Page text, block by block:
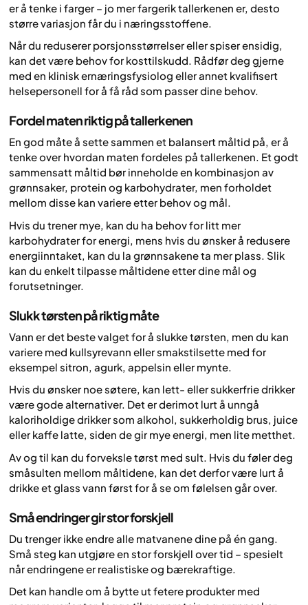
er å tenke i farger – jo mer fargerik tallerkenen er, desto
større variasjon får du i næringsstoffene.
Når du reduserer porsjonsstørrelser eller spiser ensidig,
kan det være behov for kosttilskudd. Rådfør deg gjerne
med en klinisk ernæringsfysiolog eller annet kvalifisert
helsepersonell for å få råd som passer dine behov.
Fordel maten riktig på tallerkenen
En god måte å sette sammen et balansert måltid på, er å
tenke over hvordan maten fordeles på tallerkenen. Et godt
sammensatt måltid bør inneholde en kombinasjon av
grønnsaker, protein og karbohydrater, men forholdet
mellom disse kan variere etter behov og mål.
Hvis du trener mye, kan du ha behov for litt mer
karbohydrater for energi, mens hvis du ønsker å redusere
energiinntaket, kan du la grønnsakene ta mer plass. Slik
kan du enkelt tilpasse måltidene etter dine mål og
forutsetninger.
Slukk tørsten på riktig måte
Vann er det beste valget for å slukke tørsten, men du kan
variere med kullsyrevann eller smakstilsette med for
eksempel sitron, agurk, appelsin eller mynte.
Hvis du ønsker noe søtere, kan lett- eller sukkerfrie drikker
være gode alternativer. Det er derimot lurt å unngå
kaloriholdige drikker som alkohol, sukkerholdig brus, juice
eller kaffe latte, siden de gir mye energi, men lite metthet.
Av og til kan du forveksle tørst med sult. Hvis du føler deg
småsulten mellom måltidene, kan det derfor være lurt å
drikke et glass vann først for å se om følelsen går over.
Små endringer gir stor forskjell
Du trenger ikke endre alle matvanene dine på én gang.
Små steg kan utgjøre en stor forskjell over tid – spesielt
når endringene er realistiske og bærekraftige.
Det kan handle om å bytte ut fetere produkter med